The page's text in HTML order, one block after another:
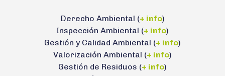
Derecho Ambiental (+ info)
Inspección Ambiental (+ info)
Gestión y Calidad Ambiental (+ info)
Valorización Ambiental (+ info)
Gestión de Residuos (+ info)